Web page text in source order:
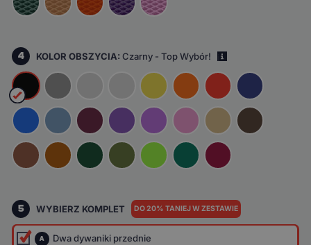
4 KOLOR OBSZYCIA:Czarny - Top Wybór!
5 WYBIERZ KOMPLET DO 20% TANIEJ W ZESTAWIE
A Dwa dywaniki przednie